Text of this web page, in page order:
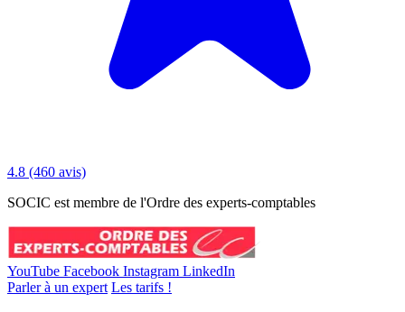
4.8 (460 avis)
SOCIC est membre de l'Ordre des experts-comptables
YouTube Facebook Instagram LinkedIn
Parler à un expert Les tarifs !